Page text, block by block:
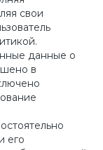
свои
данные о
в
его